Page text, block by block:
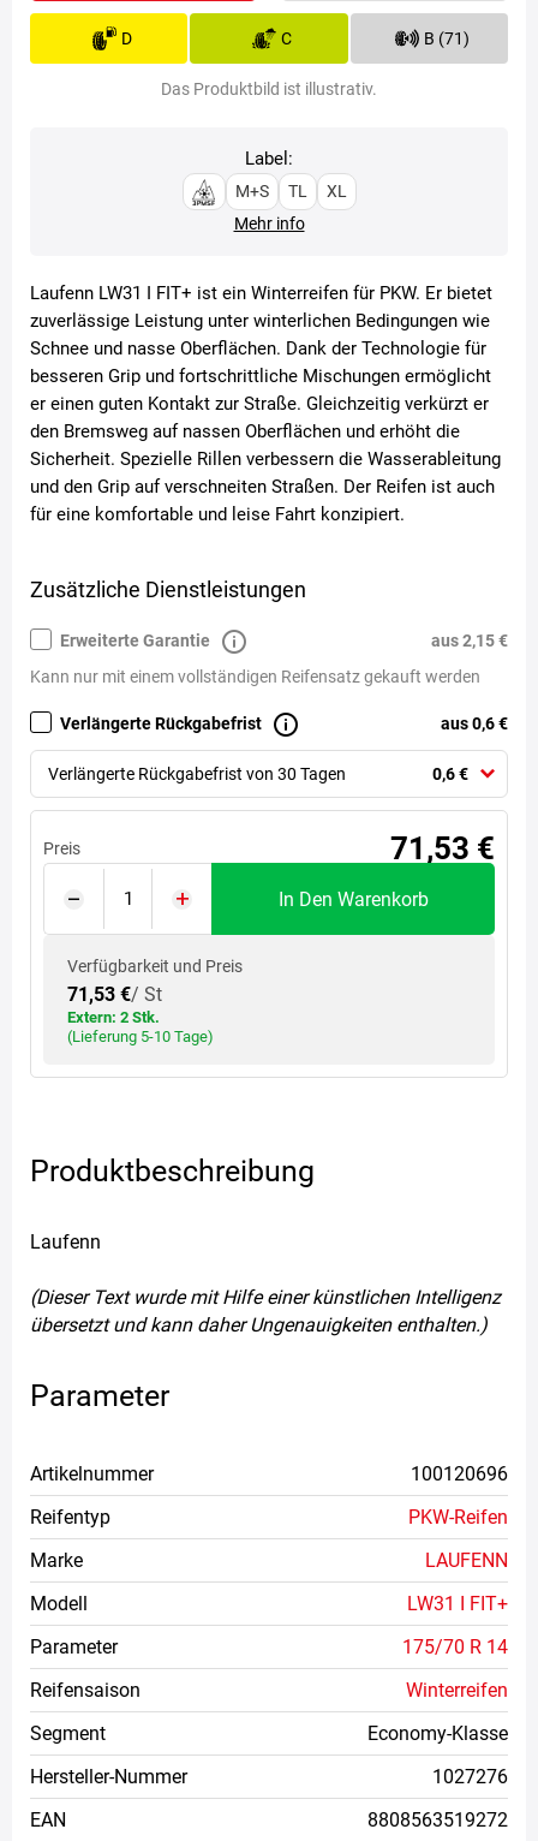
D C B (71)
Das Produktbild ist illustrativ.
Label:
M+S TL
XL
Mehr info
Laufenn LW31 I FIT+ ist ein Winterreifen für PKW. Er bietet
zuverlässige Leistung unter winterlichen Bedingungen wie
Schnee und nasse Oberflächen. Dank der Technologie für
besseren Grip und fortschrittliche Mischungen ermöglicht
er einen guten Kontakt zur Straße. Gleichzeitig verkürzt er
den Bremsweg auf nassen Oberflächen und erhöht die
Sicherheit. Spezielle Rillen verbessern die Wasserableitung
und den Grip auf verschneiten Straßen. Der Reifen ist auch
für eine komfortable und leise Fahrt konzipiert.
Zusätzliche Dienstleistungen
Erweiterte Garantie
Kann nur mit einem vollständigen Reifensatz gekauft werden
aus 2,15 €
Verlängerte Rückgabefrist
Verlängerte Rückgabefrist von 30 Tagen 0,6 €
aus 0,6 €
Preis 71,53 €
In Den Warenkorb
Verfügbarkeit und Preis
71,53 €/ St
Extern: 2 Stk.
(Lieferung 5-10 Tage)
Produktbeschreibung
Laufenn
(Dieser Text wurde mit Hilfe einer künstlichen Intelligenz
übersetzt und kann daher Ungenauigkeiten enthalten.)
Parameter
Artikelnummer
100120696
Reifentyp
PKW-Reifen
Marke
LAUFENN
Modell
LW31 I FIT+
Parameter
175/70 R 14
Reifensaison
Winterreifen
Segment
Economy-Klasse
Hersteller-Nummer
1027276
EAN
8808563519272